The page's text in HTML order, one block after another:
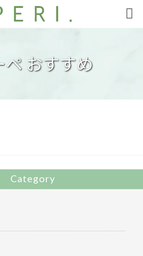

ペ おすすめ
Category